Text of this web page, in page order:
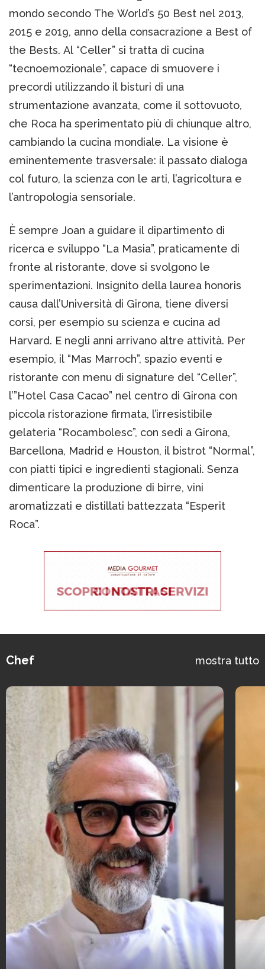
mondo secondo The World’s 50 Best nel 2013,
2015 e 2019, anno della consacrazione a Best of
the Bests. Al “Celler” si tratta di cucina
“tecnoemozionale”, capace di smuovere i
precordi utilizzando il bisturi di una
strumentazione avanzata, come il sottovuoto,
che Roca ha sperimentato più di chiunque altro,
cambiando la cucina mondiale. La visione è
eminentemente trasversale: il passato dialoga
col futuro, la scienza con le arti, l’agricoltura e
l’antropologia sensoriale.
È sempre Joan a guidare il dipartimento di
ricerca e sviluppo “La Masia”, praticamente di
fronte al ristorante, dove si svolgono le
sperimentazioni. Insignito della laurea honoris
causa dall’Università di Girona, tiene diversi
corsi, per esempio su scienza e cucina ad
Harvard. E negli anni arrivano altre attività. Per
esempio, il “Mas Marroch”, spazio eventi e
ristorante con menu di signature del “Celler”,
l’”Hotel Casa Cacao” nel centro di Girona con
piccola ristorazione firmata, l’irresistibile
gelateria “Rocambolesc”, con sedi a Girona,
Barcellona, Madrid e Houston, il bistrot “Normal”,
con piatti tipici e ingredienti stagionali. Senza
dimenticare la produzione di birre, vini
aromatizzati e distillati battezzata “Esperit
Roca”.
Chef mostra tutto